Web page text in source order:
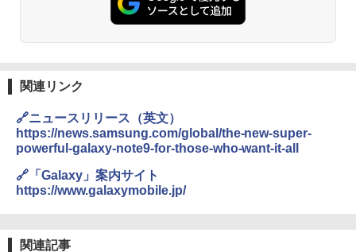
関連リンク
🔗ニュースリリース（英文）
https://news.samsung.com/global/the-new-super-
powerful-galaxy-note9-for-those-who-want-it-all
🔗「Galaxy」案内サイト
https://www.galaxymobile.jp/
関連記事